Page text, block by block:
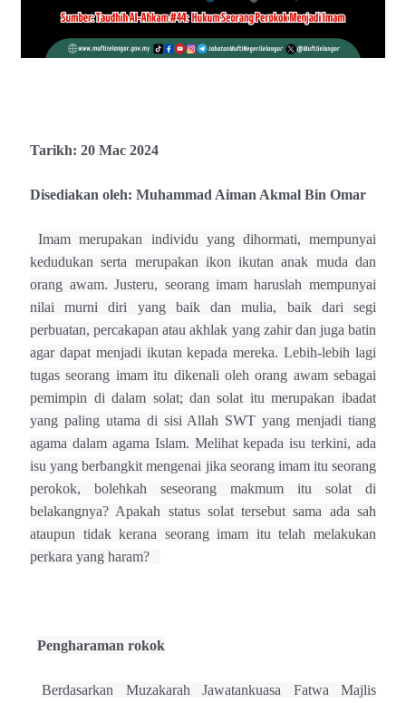
Tarikh: 20 Mac 2024
Disediakan oleh: Muhammad Aiman Akmal Bin Omar
Imam merupakan individu yang dihormati, mempunyai
kedudukan serta merupakan ikon ikutan anak muda dan
orang awam. Justeru, seorang imam haruslah mempunyai
nilai murni diri yang baik dan mulia, baik dari segi
perbuatan, percakapan atau akhlak yang zahir dan juga batin
agar dapat menjadi ikutan kepada mereka. Lebih-lebih lagi
tugas seorang imam itu dikenali oleh orang awam sebagai
pemimpin di dalam solat; dan solat itu merupakan ibadat
yang paling utama di sisi Allah SWT yang menjadi tiang
agama dalam agama Islam. Melihat kepada isu terkini, ada
isu yang berbangkit mengenai jika seorang imam itu seorang
perokok, bolehkah seseorang makmum itu solat di
belakangnya? Apakah status solat tersebut sama ada sah
ataupun tidak kerana seorang imam itu telah melakukan
perkara yang haram?
Pengharaman rokok
Berdasarkan Muzakarah Jawatankuasa Fatwa Majlis